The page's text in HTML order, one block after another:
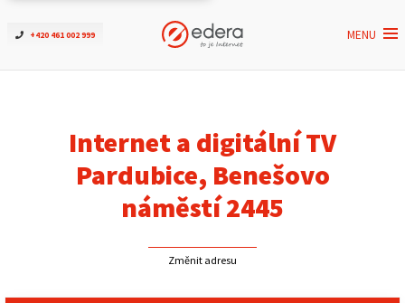
+420 461 002 999 MENU
Ověřit dostupnost
ČEZNET TV
Podpora
Internet a digitální TV
Pardubice, Benešovo
náměstí 2445
Změnit adresu